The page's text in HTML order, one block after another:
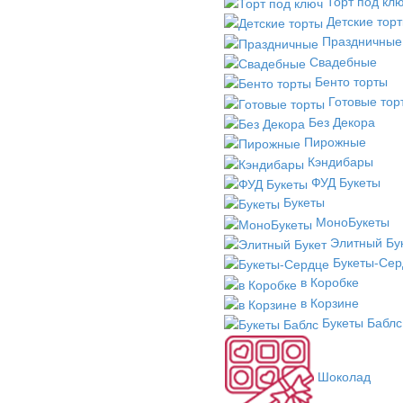
Детские
Праздничные
Свадебные
Бенто торты
Готовые
Без Декора
Пирожные
Кэндибары
ФУД Букеты
Букеты
МоноБукеты
Элитный
Букеты-
в Коробке
в Корзине
Букеты Баблс
Шоколад